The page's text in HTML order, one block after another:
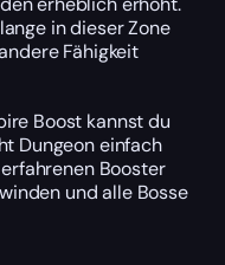
in dieser Zone
Fähigkeit
Boost kannst du
Dungeon einfach
Booster
und alle Bosse